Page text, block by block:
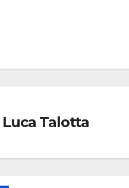
Luca Talotta